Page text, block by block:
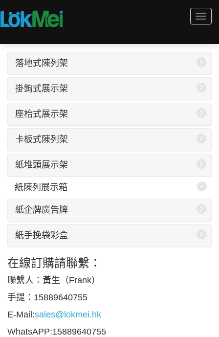
落地式陳列架
掛鉤式展示架
座枱式展示架
卡板式陳列架
紙堆頭展示架
紙陳列展示箱
紙企牌廣告牌
紙手挽袋彩盒
在線訂購請聯繫：
聯繫人：黃生（Frank）
手提：15889640755
E-Mail:sales@lokmei.hk
WhatsAPP:15889640755